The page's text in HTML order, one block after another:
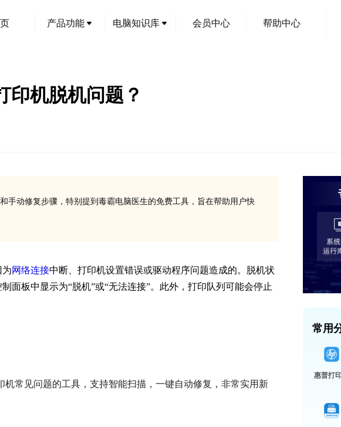
产品功能 电脑知识库 会员中心 帮助中心
印机脱机问题？
手动修复步骤，特别提到毒霸电脑医生的免费工具，旨在帮助用户快
为网络连接中断、打印机设置错误或驱动程序问题造成的。脱机状
面板中显示为“脱机”或“无法连接”。此外，打印队列可能会停止
常见问题的工具，支持智能扫描，一键自动修复，非常实用新
常用
惠普打